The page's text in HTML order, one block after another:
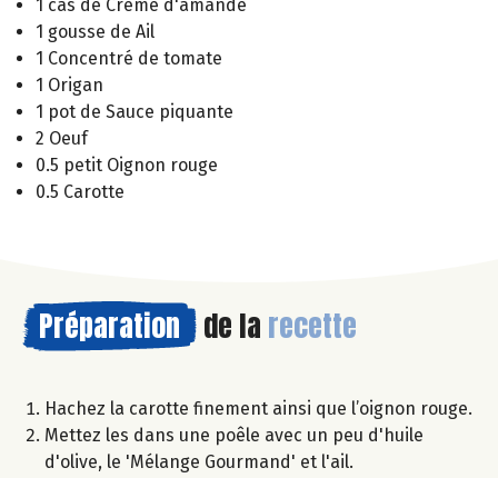
1 cas de Crème d'amande
1 gousse de Ail
1 Concentré de tomate
1 Origan
1 pot de Sauce piquante
2 Oeuf
0.5 petit Oignon rouge
0.5 Carotte
Préparation de la recette
Hachez la carotte finement ainsi que l’oignon rouge.
Mettez les dans une poêle avec un peu d'huile
d'olive, le 'Mélange Gourmand' et l'ail.